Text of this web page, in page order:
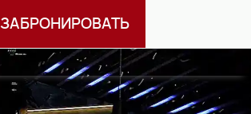
ЗАБРОНИРОВАТЬ